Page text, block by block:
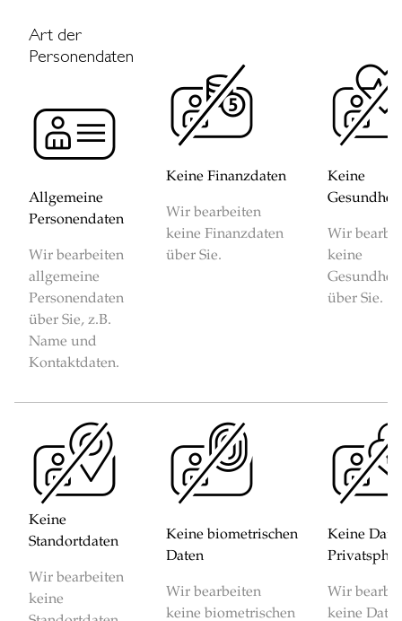
Art der
Personendaten
Allgemeine
Personendaten
Wir bearbeiten
allgemeine
Personendaten
über Sie, z.B.
Name und
Kontaktdaten.
Keine Finanzdaten
Wir bearbeiten
keine Finanzdaten
über Sie.
Keine
Wir
keine
über Sie.
Keine
Standortdaten
Wir bearbeiten
keine
Keine biometrischen
Daten
Wir bearbeiten
keine biometrischen
Keine
Wir
keine